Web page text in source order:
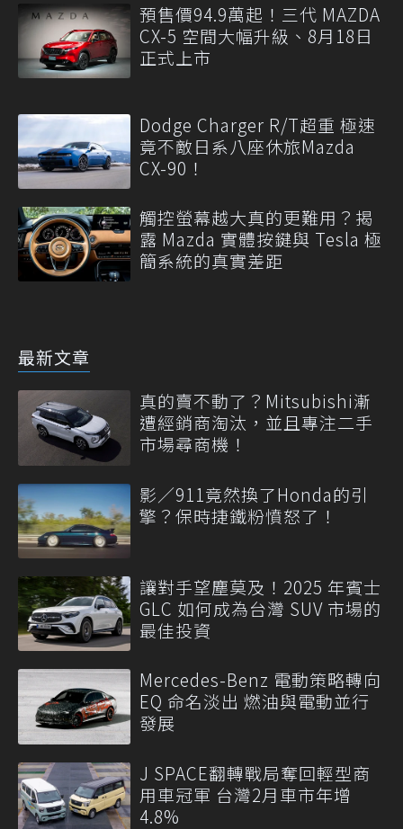
預售價94.9萬起！三代 MAZDA
CX-5 空間大幅升級、8月18日
正式上市
Dodge Charger R/T超重 極速
竟不敵日系八座休旅Mazda
CX-90！
觸控螢幕越大真的更難用？揭
露 Mazda 實體按鍵與 Tesla 極
簡系統的真實差距
最新文章
真的賣不動了？Mitsubishi漸
遭經銷商淘汰，並且專注二手
市場尋商機！
影／911竟然換了Honda的引
擎？保時捷鐵粉憤怒了！
讓對手望塵莫及！2025 年賓士
GLC 如何成為台灣 SUV 市場的
最佳投資
Mercedes-Benz 電動策略轉向
EQ 命名淡出 燃油與電動並行
發展
J SPACE翻轉戰局奪回輕型商
用車冠軍 台灣2月車市年增
4.8%